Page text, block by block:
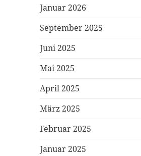
Januar 2026
September 2025
Juni 2025
Mai 2025
April 2025
März 2025
Februar 2025
Januar 2025